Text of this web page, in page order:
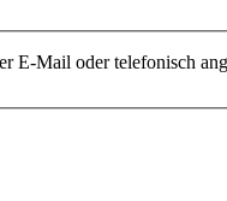
E-Mail oder telefonisch